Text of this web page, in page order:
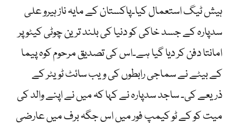
ہیش ٹیگ استعمال کیا۔پاکستان کے مایہ ناز ہیرو علی
سدپارہ کے جسد خاکی کو دنیا کی بلند ترین چوٹی کیٹو پر
امانتا دفن کر دیا گیا ہے۔اس کی تصدیق مرحوم کوہ پیما
کے بیٹے نے سماجی رابطوں کی ویب سائٹ ٹویٹر کے
ذریعے کی۔ ساجد سدپارہ نے کہا کہ میں نے اپنے والد کی
میت کو کے ٹو کیمپ فور میں اس جگہ برف میں عارضی